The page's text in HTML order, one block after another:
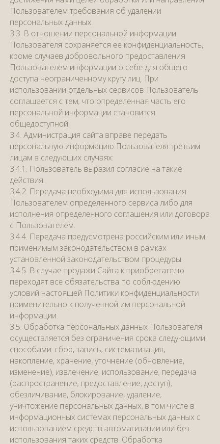
Пользователем требования об удалении
персональных данных.
3.3. В отношении персональной информации
Пользователя сохраняется ее конфиденциальность,
кроме случаев добровольного предоставления
Пользователем информации о себе для общего
доступа неограниченному кругу лиц. При
использовании отдельных сервисов Пользователь
соглашается с тем, что определенная часть его
персональной информации становится
общедоступной.
3.4. Администрация сайта вправе передать
персональную информацию Пользователя третьим
лицам в следующих случаях:
3.4.1. Пользователь выразил согласие на такие
действия.
3.4.2. Передача необходима для использования
Пользователем определенного сервиса либо для
исполнения определенного соглашения или договора
с Пользователем.
3.4.4. Передача предусмотрена российским или иным
применимым законодательством в рамках
установленной законодательством процедуры.
3.4.5. В случае продажи Сайта к приобретателю
переходят все обязательства по соблюдению
условий настоящей Политики конфиденциальности
применительно к полученной им персональной
информации.
3.5. Обработка персональных данных Пользователя
осуществляется без ограничения срока следующими
способами: сбор, запись, систематизация,
накопление, хранение, уточнение (обновление,
изменение), извлечение, использование, передача
(распространение, предоставление, доступ),
обезличивание, блокирование, удаление,
уничтожение персональных данных, в том числе в
информационных системах персональных данных с
использованием средств автоматизации или без
использования таких средств. Обработка